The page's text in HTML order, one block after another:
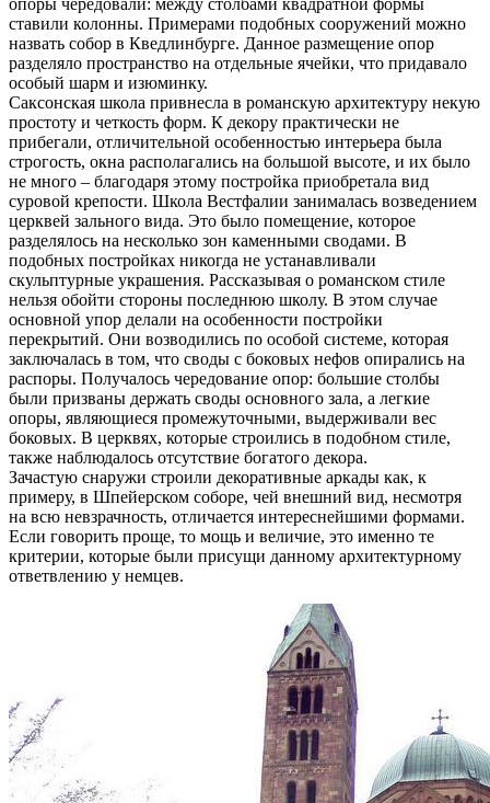
ставили колонны. Примерами подобных сооружений можно
назвать собор в Кведлинбурге. Данное размещение опор
разделяло пространство на отдельные ячейки, что придавало
особый шарм и изюминку.
Саксонская школа привнесла в романскую архитектуру некую
простоту и четкость форм. К декору практически не
прибегали, отличительной особенностью интерьера была
строгость, окна располагались на большой высоте, и их было
не много – благодаря этому постройка приобретала вид
суровой крепости. Школа Вестфалии занималась возведением
церквей зального вида. Это было помещение, которое
разделялось на несколько зон каменными сводами. В
подобных постройках никогда не устанавливали
скульптурные украшения. Рассказывая о романском стиле
нельзя обойти стороны последнюю школу. В этом случае
основной упор делали на особенности постройки
перекрытий. Они возводились по особой системе, которая
заключалась в том, что своды с боковых нефов опирались на
распоры. Получалось чередование опор: большие столбы
были призваны держать своды основного зала, а легкие
опоры, являющиеся промежуточными, выдерживали вес
боковых. В церквях, которые строились в подобном стиле,
также наблюдалось отсутствие богатого декора.
Зачастую снаружи строили декоративные аркады как, к
примеру, в Шпейерском соборе, чей внешний вид, несмотря
на всю невзрачность, отличается интереснейшими формами.
Если говорить проще, то мощь и величие, это именно те
критерии, которые были присущи данному архитектурному
ответвлению у немцев.